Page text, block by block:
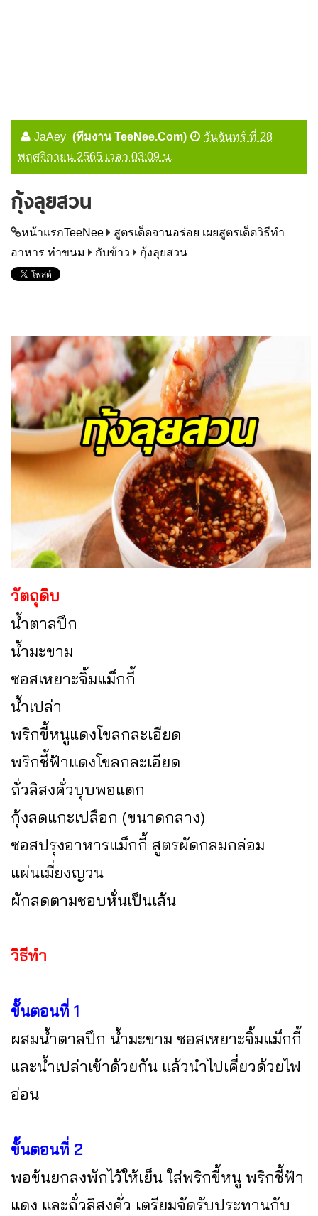
JaAey (ทีมงาน TeeNee.Com)
วันจันทร์ ที่ 28
พฤศจิกายน 2565 เวลา 03:09 น.
กุ้งลุยสวน
หน้าแรกTeeNee
สูตรเด็ดจานอร่อย เผยสูตรเด็ดวิธีทำ
อาหาร ทำขนม
กับข้าว กุ้งลุยสวน
วัตถุดิบ
น้ำตาลปึก
น้ำมะขาม
ซอสเหยาะจิ้มแม็กกี้
น้ำเปล่า
พริกขี้หนูแดงโขลกละเอียด
พริกชี้ฟ้าแดงโขลกละเอียด
ถั่วลิสงคั่วบุบพอแตก
กุ้งสดแกะเปลือก (ขนาดกลาง)
ซอสปรุงอาหารแม็กกี้ สูตรผัดกลมกล่อม
แผ่นเมี่ยงญวน
ผักสดตามชอบหั่นเป็นเส้น
วิธีทำ
ขั้นตอนที่ 1
ผสมน้ำตาลปึก น้ำมะขาม ซอสเหยาะจิ้มแม็กกี้
และน้ำเปล่าเข้าด้วยกัน แล้วนำไปเคี่ยวด้วยไฟ
อ่อน
ขั้นตอนที่ 2
พอข้นยกลงพักไว้ให้เย็น ใส่พริกขี้หนู พริกชี้ฟ้า
แดง และถั่วลิสงคั่ว เตรียมจัดรับประทานกับ